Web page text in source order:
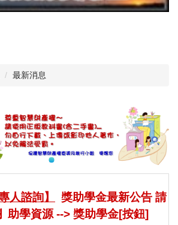
最新消息
人諮詢】
獎助學金最新公告 請
助學資源 --> 獎助學金[按鈕]